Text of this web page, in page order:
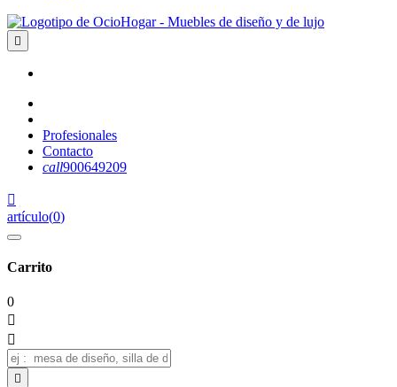

Profesionales
Contacto
call900649209

artículo(0)
Carrito
0


